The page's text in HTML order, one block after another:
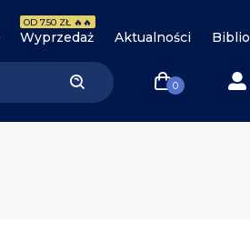
Wyprzedaż
OD 7.50 ZŁ 🔥🔥
Aktualności
0